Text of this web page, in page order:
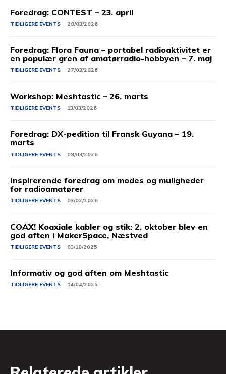
Foredrag: CONTEST – 23. april
TIDLIGERE EVENTS 28/03/2026
Foredrag: Flora Fauna – portabel radioaktivitet er
en populær gren af amatørradio-hobbyen – 7. maj
TIDLIGERE EVENTS 27/03/2026
Workshop: Meshtastic – 26. marts
TIDLIGERE EVENTS 13/03/2026
Foredrag: DX-pedition til Fransk Guyana – 19.
marts
TIDLIGERE EVENTS 08/03/2026
Inspirerende foredrag om modes og muligheder
for radioamatører
TIDLIGERE EVENTS 03/02/2026
COAX! Koaxiale kabler og stik: 2. oktober blev en
god aften i MakerSpace, Næstved
TIDLIGERE EVENTS 03/10/2025
Informativ og god aften om Meshtastic
TIDLIGERE EVENTS 14/04/2025